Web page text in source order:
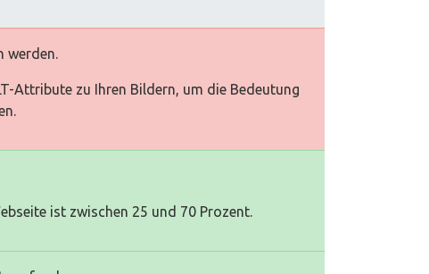
werden.
Attribute zu Ihren Bildern, um die Bedeutung
ist zwischen 25 und 70 Prozent.